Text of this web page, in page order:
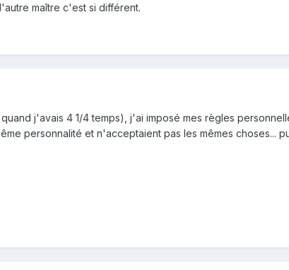
maître c'est si différent.
j'avais 4 1/4 temps), j'ai imposé mes règles
personnalité et n'acceptaient pas les mêmes choses...